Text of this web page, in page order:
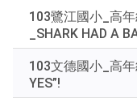
103鷺江國小_高
_SHARK HAD A
103文德國小_高
YES”!